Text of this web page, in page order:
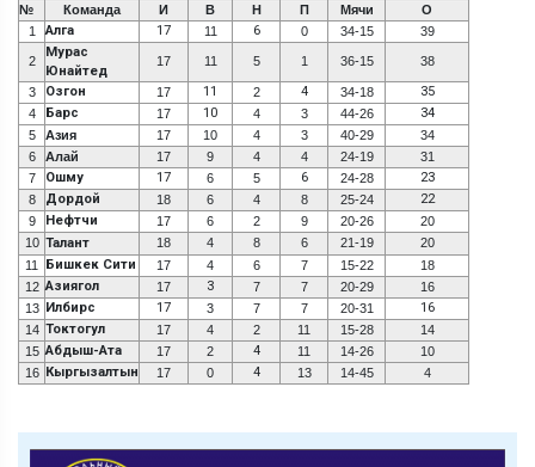
№ Команда И В Н П Мячи
О
1
Алга 17 11 6 0 34-15 39
2
Мурас
Юнайтед
17 11 5 1 36-15 38
3 Озгон 17 11 2 4 34-18 35
4 Барс 17 10 4 3 44-26 34
5 Азия 17 10 4 3 40-29
34
6
Алай 17 9 4 4 24-19
31
7
Ошму 17 6 5 6 24-28 23
8 Дордой 18 6 4 8 25-24 22
9 Нефтчи 17 6 2 9 20-26
20
10 Талант 18 4 8 6 21-19
20
11
Бишкек Сити 17 4 6 7 15-22
18
12 Азиягол 17 3 7 7 20-29
16
13 Илбирс 17 3 7 7 20-31 16
14 Токтогул 17 4 2 11 15-28
14
15 Абдыш-Ата 17 2 4 11 14-26
10
16 Кыргызалтын 17 0 4 13 14-45 4